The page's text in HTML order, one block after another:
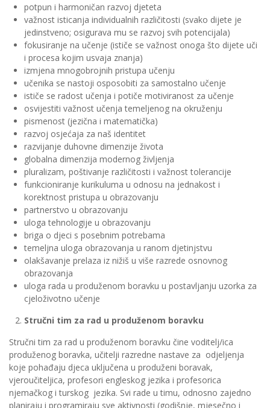
potpun i harmoničan razvoj djeteta
važnost isticanja individualnih različitosti (svako dijete je
jedinstveno; osigurava mu se razvoj svih potencijala)
fokusiranje na učenje (ističe se važnost onoga što dijete uči
i procesa kojim usvaja znanja)
izmjena mnogobrojnih pristupa učenju
učenika se nastoji osposobiti za samostalno učenje
ističe se radost učenja i potiče motiviranost za učenje
osvijestiti važnost učenja temeljenog na okruženju
pismenost (jezična i matematička)
razvoj osjećaja za naš identitet
razvijanje duhovne dimenzije života
globalna dimenzija modernog življenja
pluralizam, poštivanje različitosti i važnost tolerancije
funkcioniranje kurikuluma u odnosu na jednakost i
korektnost pristupa u obrazovanju
partnerstvo u obrazovanju
uloga tehnologije u obrazovanju
briga o djeci s posebnim potrebama
temeljna uloga obrazovanja u ranom djetinjstvu
olakšavanje prelaza iz nižiš u više razrede osnovnog
obrazovanja
uloga rada u produženom boravku u postavljanju uzorka za
cjeloživotno učenje
Stručni tim za rad u produženom boravku
Stručni tim za rad u produženom boravku čine voditelj/ica
produženog boravka, učitelji razredne nastave za odjeljenja
koje pohađaju djeca uključena u produženi boravak,
vjeroučiteljica, profesori engleskog jezika i profesorica
njemačkog i turskog jezika. Svi rade u timu, odnosno zajedno
planiraju i programiraju sve aktivnosti (godišnje, mjesečno i